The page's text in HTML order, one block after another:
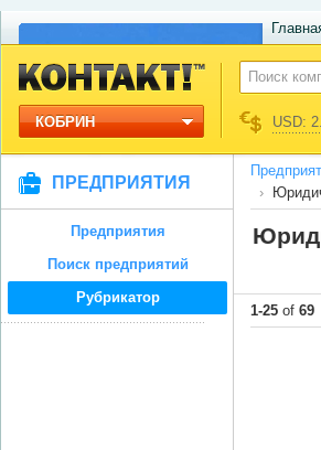
КОБРИН USD:
ПРЕДПРИЯТИЯ
Предприятия
Поиск предприятий
Рубрикатор
1-25 of 69